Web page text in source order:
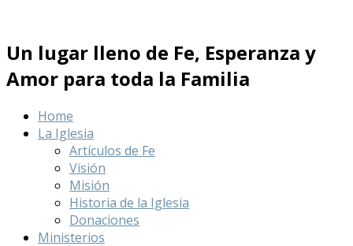
Un lugar lleno de Fe, Esperanza y
Amor para toda la Familia
Home
La Iglesia
Artículos de Fe
Visión
Misión
Historia de la Iglesia
Donaciones
Ministerios